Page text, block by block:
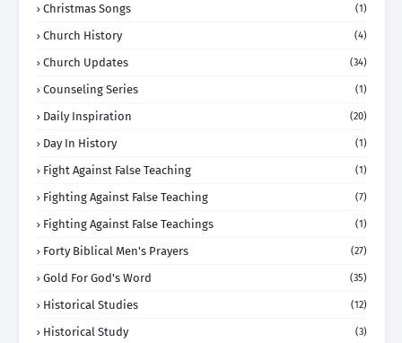
Christmas Songs (1)
Church History (4)
Church Updates (34)
Counseling Series (1)
Daily Inspiration (20)
Day In History (1)
Fight Against False Teaching (1)
Fighting Against False Teaching (7)
Fighting Against False Teachings (1)
Forty Biblical Men's Prayers (27)
Gold For God's Word (35)
Historical Studies (12)
Historical Study (3)